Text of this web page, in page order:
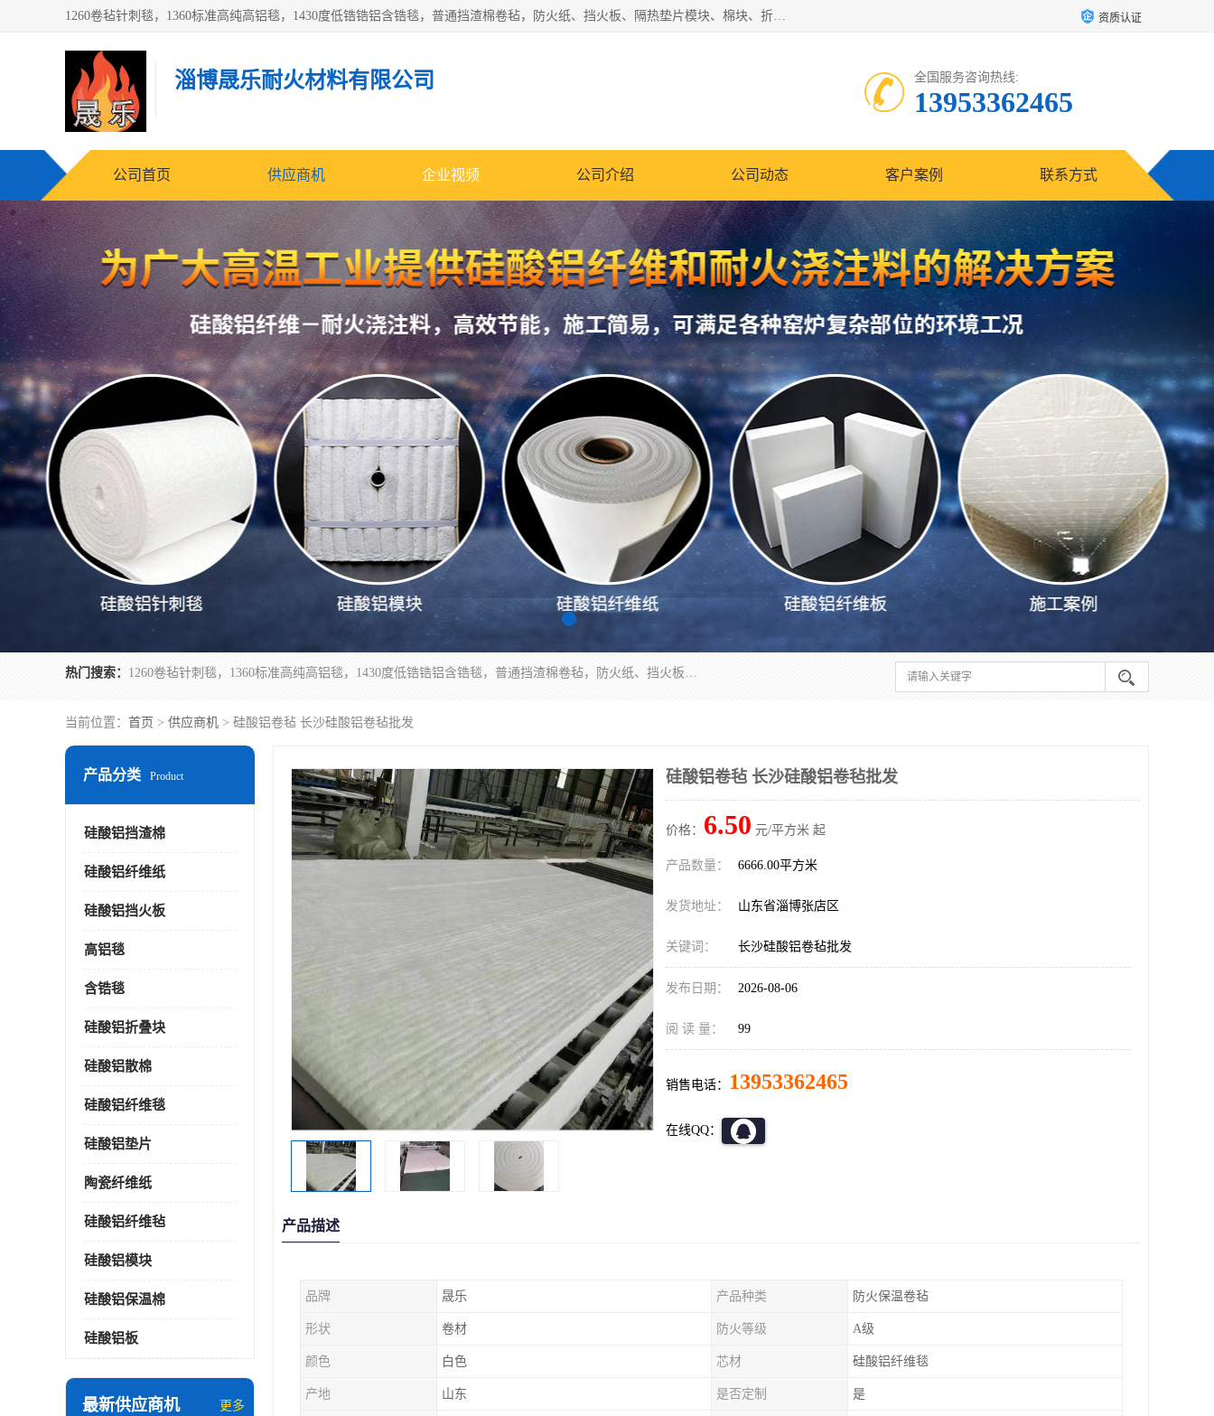
1260卷毡针刺毯，1360标准高纯高铝毯，1430度低锆锆铝含锆毯，普通挡渣棉卷毡，防火纸、挡火板、隔热垫片模块、棉块、折叠块、散棉高温固化剂价格规格密度多少钱图片视频立方平米参数指标 资质认证
淄博晟乐耐火材料有限公司 全国服务咨询热线:
13953362465
公司首页 供应商机 企业视频 公司介绍 公司动态 客户案例 联系方式
热门搜索： 1260卷毡针刺毯，1360标准高纯高铝毯，1430度低锆锆铝含锆毯，普通挡渣棉卷毡，防火纸、挡火板、隔热垫片模块、棉块、折叠块、散棉高温固化剂价格规格密度多少钱图片视频立方平米参数指标
当前位置： 首页 > 供应商机 > 硅酸铝卷毡 长沙硅酸铝卷毡批发
产品分类 Product
硅酸铝挡渣棉
硅酸铝纤维纸
硅酸铝挡火板
高铝毯
含锆毯
硅酸铝折叠块
硅酸铝散棉
硅酸铝纤维毯
硅酸铝垫片
陶瓷纤维纸
硅酸铝纤维毡
硅酸铝模块
硅酸铝保温棉
硅酸铝板
最新供应商机 更多
硅酸铝卷毡 长沙硅酸铝卷毡批发
价格： 6.50 元/平方米 起
产品数量： 6666.00平方米
发货地址： 山东省淄博张店区
关键词： 长沙硅酸铝卷毡批发
发布日期： 2026-08-06
阅 读 量： 99
销售电话： 13953362465
在线QQ：
产品描述
品牌 晟乐 产品种类 防火保温卷毡
形状 卷材 防火等级 A级
颜色 白色 芯材 硅酸铝纤维毯
产地 山东 是否定制 是